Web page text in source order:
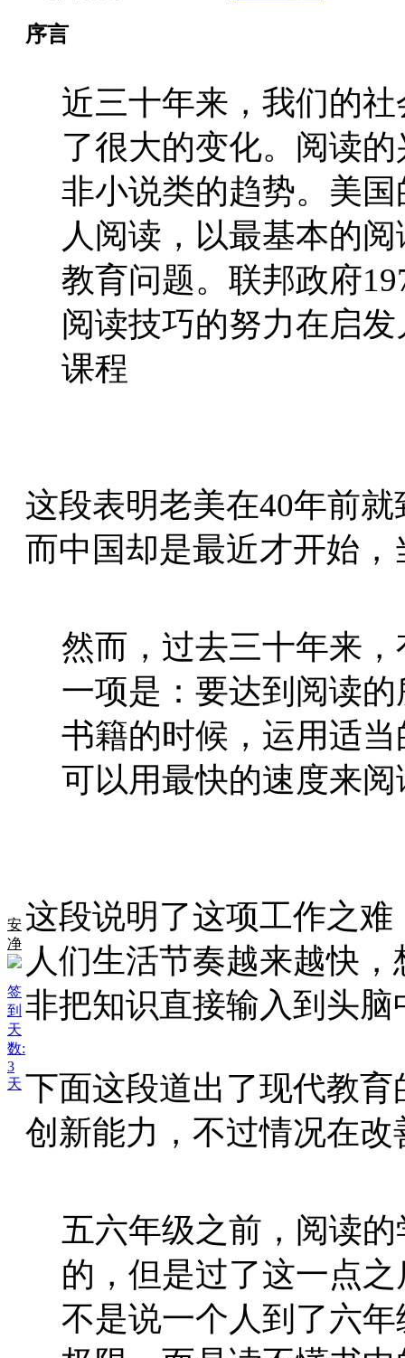
安
净
签
到
天
数:
3
天
序言
近三十年来，我们的
了很大的变化。阅读
非小说类的趋势。美
人阅读，以最基本的
教育问题。联邦政府
阅读技巧的努力在启
课程
这段表明老美在40年前
而中国却是最近才开始
然而，过去三十年来
一项是：要达到阅读
书籍的时候，运用适
可以用最快的速度来阅
这段说明了这项工作之
人们生活节奏越来越快
非把知识直接输入到头
下面这段道出了现代教
创新能力，不过情况在改
五六年级之前，阅读
的，但是过了这一点
不是说一个人到了六